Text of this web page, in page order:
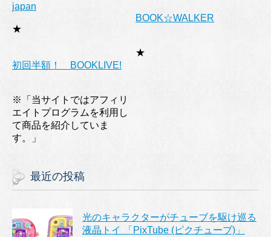
japan
★
BOOK☆WALKER
★
初回半額！ BOOKLIVE!
※「当サイトではアフィリ
エイトプログラムを利用し
て商品を紹介していま
す。」
最近の投稿
光のキャラクターがチューブを駆け巡る
液晶トイ 「PixTube (ピクチューブ)」